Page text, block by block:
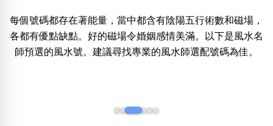
位置:
一 二 三 四 五 六 七 八 九 十一
每個號碼都存在著能量，當中都含有陰陽五行術數和磁場，
各都有優點缺點。好的磁場令婚姻感情美滿。以下是風水名
師預選的風水號。建議尋找專業的風水師選配號碼為佳。